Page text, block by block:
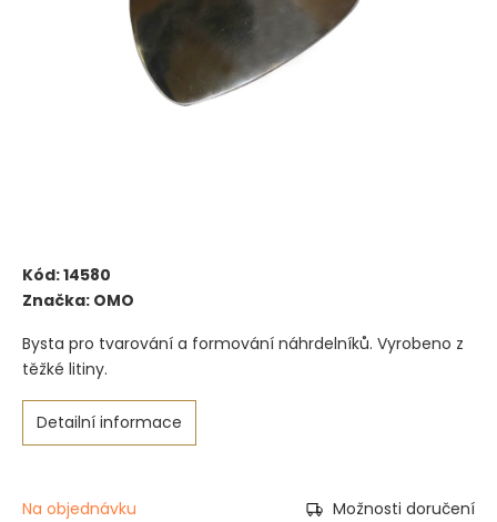
Kód:14580
Značka: OMO
Bysta pro tvarování a formování náhrdelníků. Vyrobeno z
těžké litiny.
Detailní informace
Na objednávku Možnosti doručení